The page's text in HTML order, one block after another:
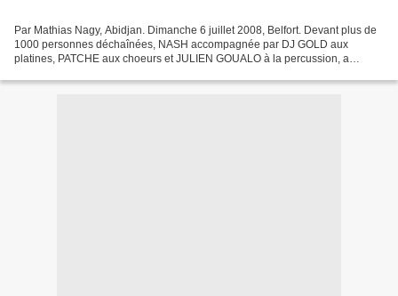
Par Mathias Nagy, Abidjan. Dimanche 6 juillet 2008, Belfort. Devant plus de
1000 personnes déchaînées, NASH accompagnée par DJ GOLD aux
platines, PATCHE aux choeurs et JULIEN GOUALO à la percussion, a